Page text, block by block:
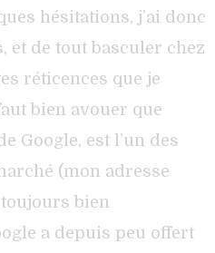
hésitations, j’ai donc
et de tout basculer chez
réticences que je
bien avouer que
Google, est l’un des
(mon adresse
bien
a depuis peu offert